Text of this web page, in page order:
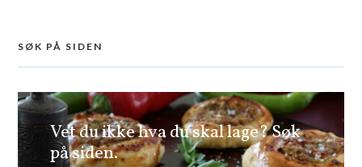
SØK PÅ SIDEN
Vet du ikke hva du skal lage? Søk
på siden.